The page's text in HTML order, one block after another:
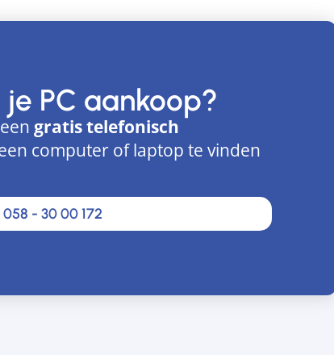
PC aankoop?
gratis telefonisch
computer of laptop te vinden
058 - 30 00 172